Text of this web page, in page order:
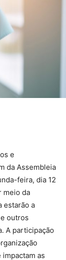
e
da Assembleia
feira, dia 12
meio da
estarão a
outros
A participação
as